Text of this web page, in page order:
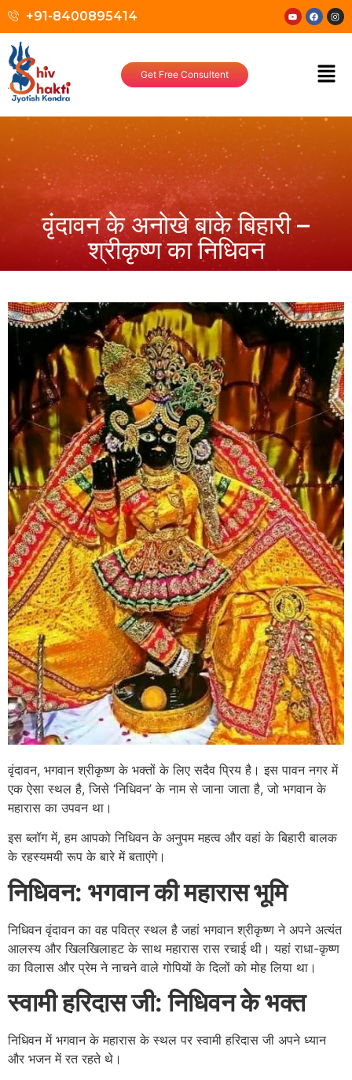
+91-8400895414
Get Free Consultent
वृंदावन के अनोखे बाके बिहारी –
श्रीकृष्ण का निधिवन
वृंदावन, भगवान श्रीकृष्ण के भक्तों के लिए सदैव प्रिय है। इस पावन नगर में
एक ऐसा स्थल है, जिसे ‘निधिवन’ के नाम से जाना जाता है, जो भगवान के
महारास का उपवन था।
इस ब्लॉग में, हम आपको निधिवन के अनुपम महत्व और वहां के बिहारी बालक
के रहस्यमयी रूप के बारे में बताएंगे।
निधिवन: भगवान की महारास भूमि
निधिवन वृंदावन का वह पवित्र स्थल है जहां भगवान श्रीकृष्ण ने अपने अत्यंत
आलस्य और खिलखिलाहट के साथ महारास रास रचाई थी। यहां राधा-कृष्ण
का विलास और प्रेम ने नाचने वाले गोपियों के दिलों को मोह लिया था।
स्वामी हरिदास जी: निधिवन के भक्त
निधिवन में भगवान के महारास के स्थल पर स्वामी हरिदास जी अपने ध्यान
और भजन में रत रहते थे।